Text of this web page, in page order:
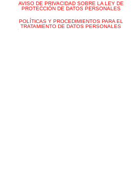
AVISO DE PRIVACIDAD SOBRE LA LEY DE
PROTECCIÓN DE DATOS PERSONALES
POLÍTICAS Y PROCEDIMIENTOS PARA EL
TRATAMIENTO DE DATOS PERSONALES